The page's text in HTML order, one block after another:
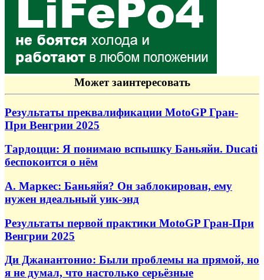
Может заинтересовать
Результаты преквалификации MotoGP Гран-
При Венгрии 2025
Тардоцци: Я понимаю вспышку Баньяйи. Ducati
беспокоится о нём
А. Маркес: Баньяйя? Он заблокирован, ему
нужен идеальный уик-энд
Результаты первой практики MotoGP Гран-При
Венгрии 2025
Ди Джанантонио: Были проблемы на прямой, но
я не думал, что настолько серьёзные